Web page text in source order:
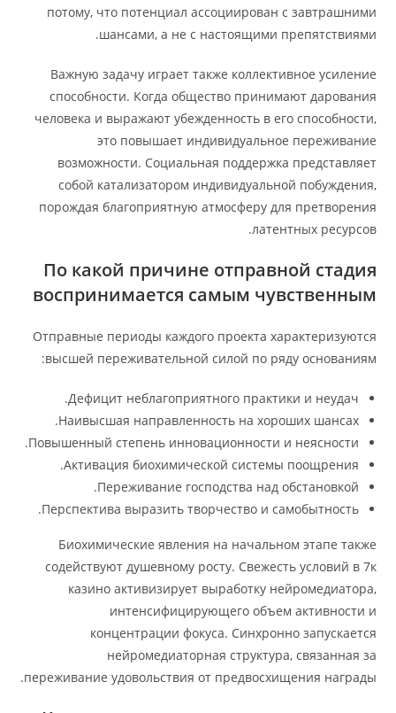
потому, что потенциал ассоциирован с завтрашними
шансами, а не с настоящими препятствиями.
Важную задачу играет также коллективное усиление
способности. Когда общество принимают дарования
человека и выражают убежденность в его способности,
это повышает индивидуальное переживание
возможности. Социальная поддержка представляет
собой катализатором индивидуальной побуждения,
порождая благоприятную атмосферу для претворения
латентных ресурсов.
По какой причине отправной стадия
воспринимается самым чувственным
Отправные периоды каждого проекта характеризуются
высшей переживательной силой по ряду основаниям:
Дефицит неблагоприятного практики и неудач.
Наивысшая направленность на хороших шансах.
Повышенный степень инновационности и неясности.
Активация биохимической системы поощрения.
Переживание господства над обстановкой.
Перспектива выразить творчество и самобытность.
Биохимические явления на начальном этапе также
содействуют душевному росту. Свежесть условий в 7к
казино активизирует выработку нейромедиатора,
интенсифицирующего объем активности и
концентрации фокуса. Синхронно запускается
нейромедиаторная структура, связанная за
переживание удовольствия от предвосхищения награды.